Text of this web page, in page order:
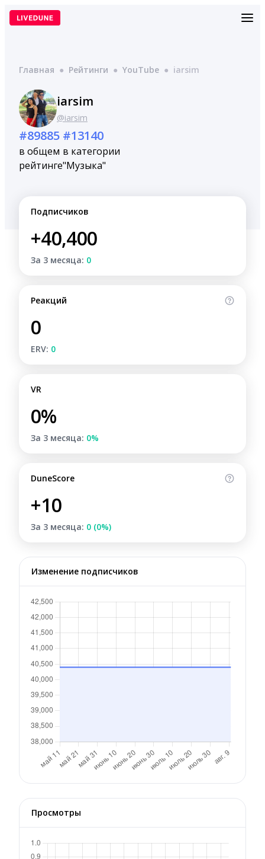
Перейти
Главная ● Рейтинги ● YouTube ● iarsim
iarsim
@iarsim
#89885
в общем
рейтинге
#13140
в категории
"Музыка"
Подписчиков
+40,400
За 3 месяца: 0
Реакций
0
ERV: 0
VR
0%
За 3 месяца: 0%
DuneScore
+10
За 3 месяца: 0 (0%)
Изменение подписчиков
Просмотры